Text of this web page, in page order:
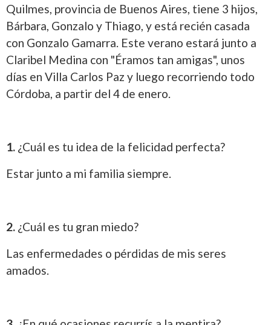
Quilmes, provincia de Buenos Aires, tiene 3 hijos,
Bárbara, Gonzalo y Thiago, y está recién casada
con Gonzalo Gamarra. Este verano estará junto a
Claribel Medina con "Éramos tan amigas", unos
días en Villa Carlos Paz y luego recorriendo todo
Córdoba, a partir del 4 de enero.
1. ¿Cuál es tu idea de la felicidad perfecta?
Estar junto a mi familia siempre.
2. ¿Cuál es tu gran miedo?
Las enfermedades o pérdidas de mis seres
amados.